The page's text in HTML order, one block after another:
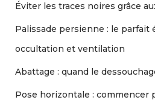
Éviter les traces noires grâce
Palissade persienne : le parfait
occultation et ventilation
Abattage : quand le
Pose horizontale : commencer